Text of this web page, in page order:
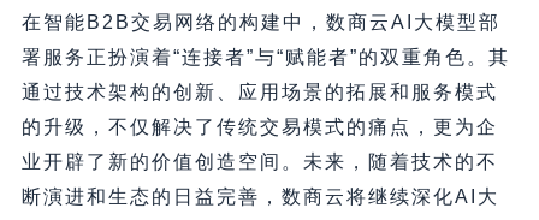
在智能B2B交易网络的构建中，数商云AI大模型部
署服务正扮演着“连接者”与“赋能者”的双重角色。其
通过技术架构的创新、应用场景的拓展和服务模式
的升级，不仅解决了传统交易模式的痛点，更为企
业开辟了新的价值创造空间。未来，随着技术的不
断演进和生态的日益完善，数商云将继续深化AI大